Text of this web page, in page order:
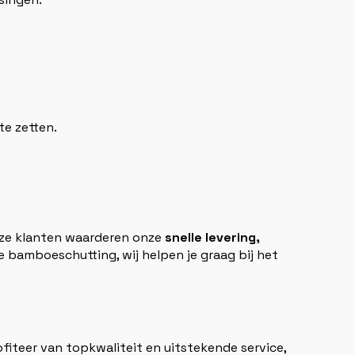
zetten.
klanten waarderen onze snelle levering,
bamboeschutting, wij helpen je graag bij het
van topkwaliteit en uitstekende service,